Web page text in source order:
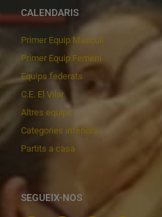
CALENDARIS
Primer Equip Masculí
Primer Equip Femení
Equips federats
C.E. El Vilar
Altres equips
Categories inferiors
Partits a casa
SEGUEIX-NOS